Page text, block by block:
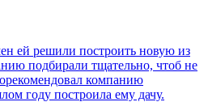
ей решили построить новую из
подбирали тщательно, чтоб не
компанию
году построила ему дачу.